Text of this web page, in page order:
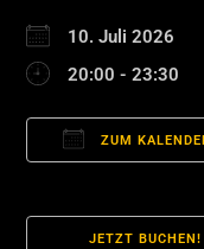
10. Juli 2026
20:00 - 23:30
ZUM
JETZT BUCHEN!